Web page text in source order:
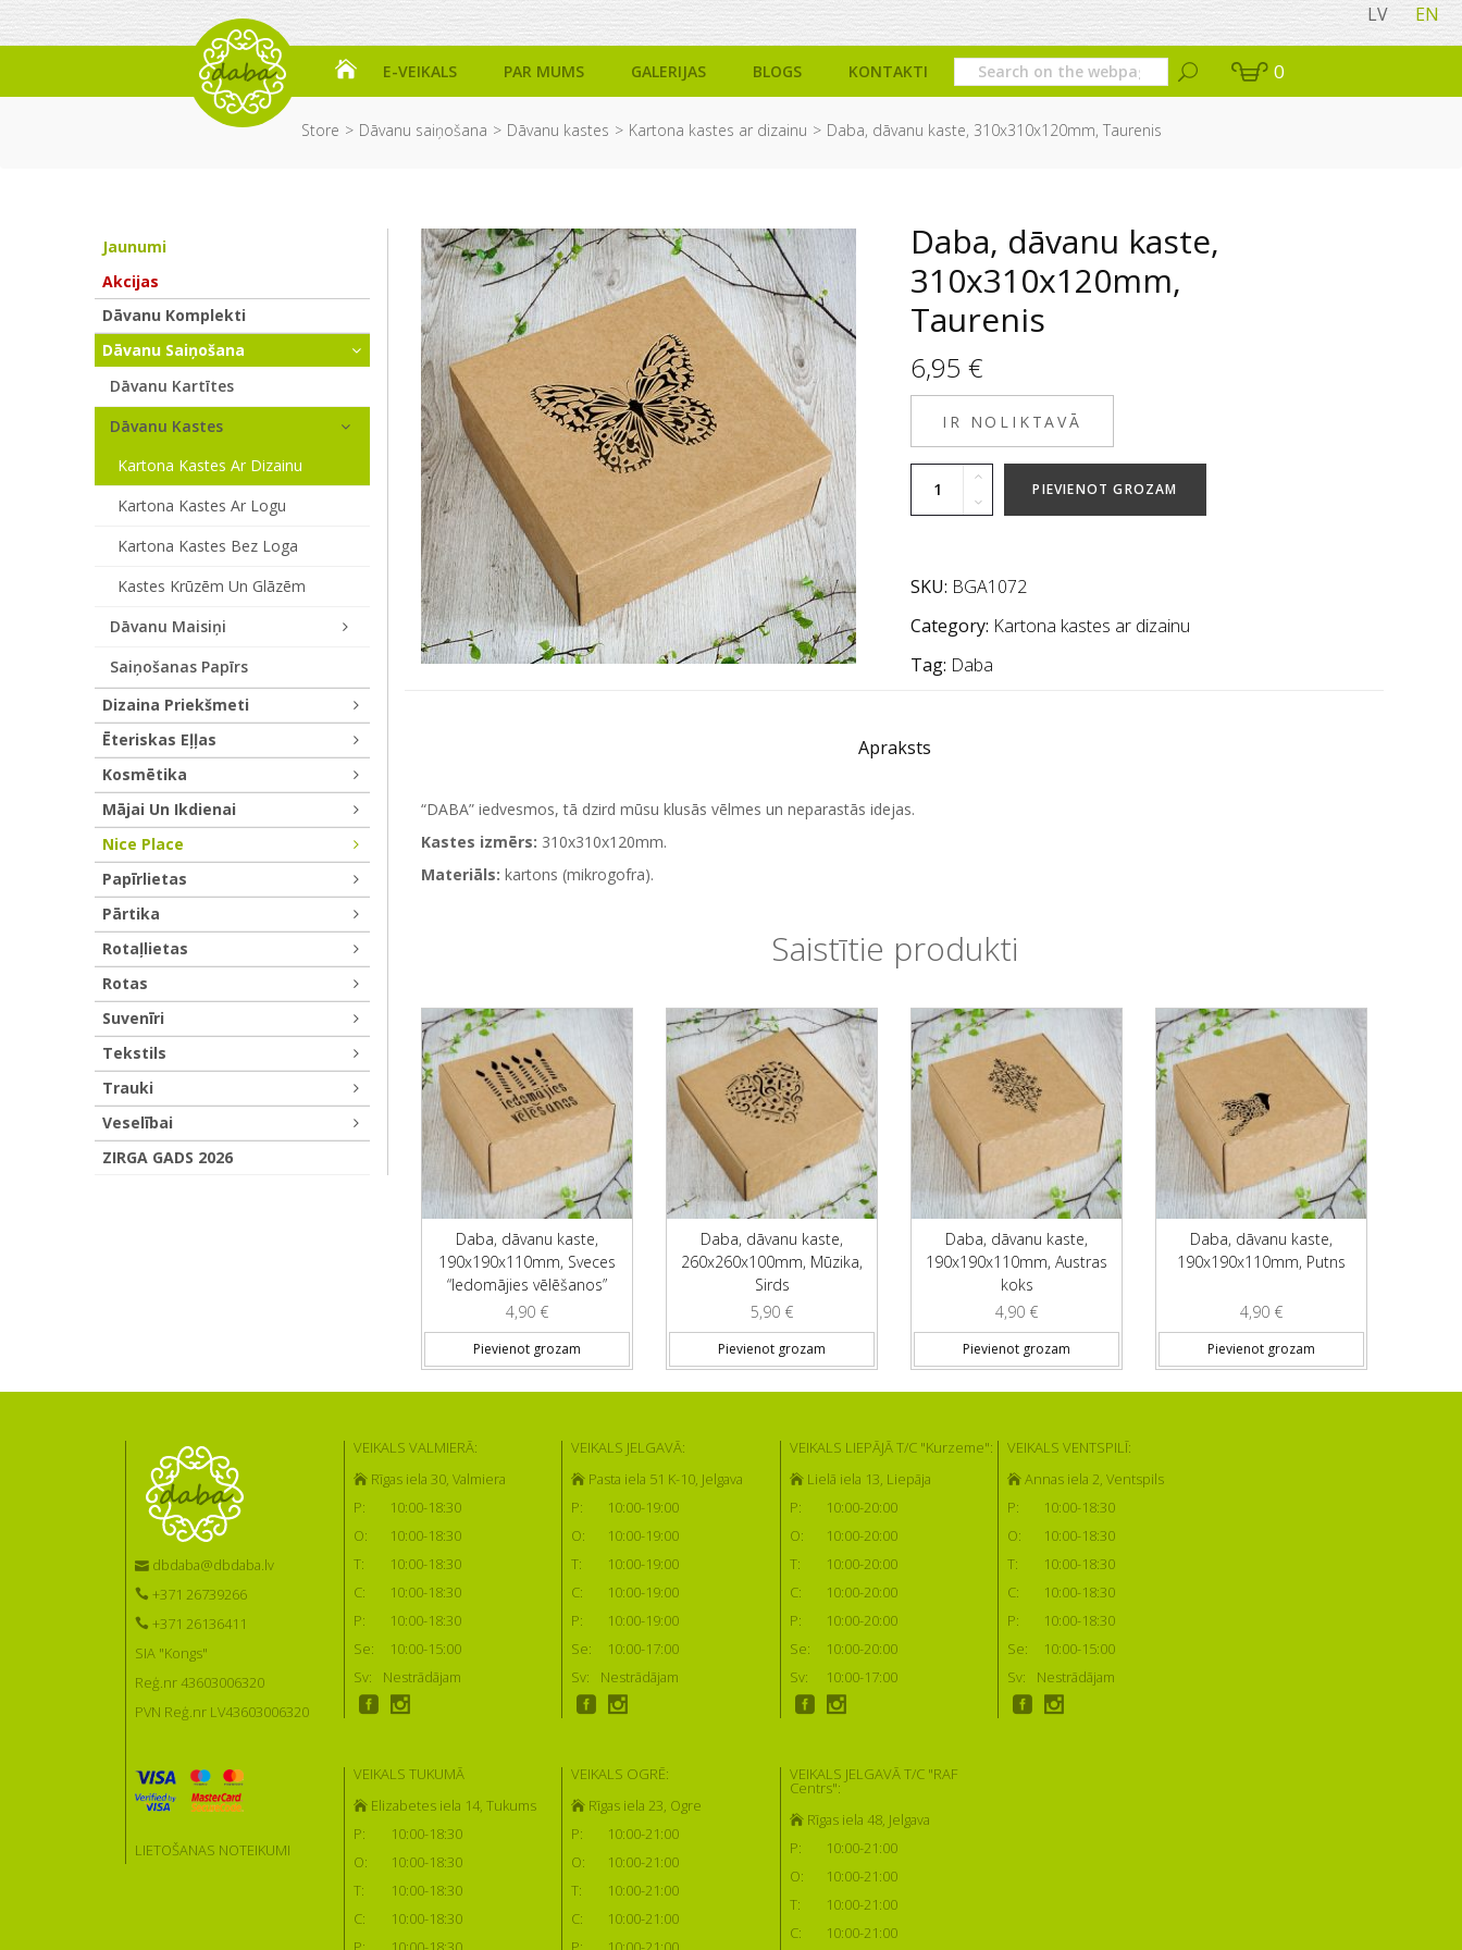
LV EN
E-VEIKALS PAR MUMS GALERIJAS BLOGS KONTAKTI 0
Store Dāvanu saiņošana Dāvanu kastes Kartona kastes ar dizainu Daba, dāvanu kaste, 310x310x120mm, Taurenis
Daba, dāvanu kaste,
310x310x120mm,
Taurenis
6,95 €
IR NOLIKTAVĀ
PIEVIENOT GROZAM
SKU: BGA1072
Category: Kartona kastes ar dizainu
Tag: Daba
Apraksts
“DABA” iedvesmos, tā dzird mūsu klusās vēlmes un neparastās idejas.
Kastes izmērs: 310x310x120mm.
Materiāls: kartons (mikrogofra).
Saistītie produkti
Daba, dāvanu kaste,
190x190x110mm, Sveces
“Iedomājies vēlēšanos”
4,90 €
Pievienot grozam
Daba, dāvanu kaste,
260x260x100mm, Mūzika,
Sirds
5,90 €
Pievienot grozam
Daba, dāvanu kaste,
190x190x110mm, Austras
koks
4,90 €
Pievienot grozam
Daba, dāvanu kaste,
190x190x110mm, Putns
4,90 €
Pievienot grozam
Jaunumi
Akcijas
Dāvanu Komplekti
Dāvanu Saiņošana
Dāvanu Kartītes
Dāvanu Kastes
Kartona Kastes Ar Dizainu
Kartona Kastes Ar Logu
Kartona Kastes Bez Loga
Kastes Krūzēm Un Glāzēm
Dāvanu Maisiņi
Saiņošanas Papīrs
Dizaina Priekšmeti
Ēteriskas Eļļas
Kosmētika
Mājai Un Ikdienai
Nice Place
Papīrlietas
Pārtika
Rotaļlietas
Rotas
Suvenīri
Tekstils
Trauki
Veselībai
ZIRGA GADS 2026
dbdaba@dbdaba.lv
+371 26739266
+371 26136411
SIA "Kongs"
Reģ.nr 43603006320
PVN Reģ.nr LV43603006320
LIETOŠANAS NOTEIKUMI
VEIKALS VALMIERĀ:
Rīgas iela 30, Valmiera
P:
10:00-18:30
O:
10:00-18:30
T:
10:00-18:30
C:
10:00-18:30
P:
10:00-18:30
Se:
10:00-15:00
Sv:
Nestrādājam
VEIKALS JELGAVĀ:
Pasta iela 51 K-10, Jelgava
P:
10:00-19:00
O:
10:00-19:00
T:
10:00-19:00
C:
10:00-19:00
P:
10:00-19:00
Se:
10:00-17:00
Sv:
Nestrādājam
VEIKALS LIEPĀJĀ T/C "Kurzeme":
Lielā iela 13, Liepāja
P:
10:00-20:00
O:
10:00-20:00
T:
10:00-20:00
C:
10:00-20:00
P:
10:00-20:00
Se:
10:00-20:00
Sv:
10:00-17:00
VEIKALS VENTSPILĪ:
Annas iela 2, Ventspils
P:
10:00-18:30
O:
10:00-18:30
T:
10:00-18:30
C:
10:00-18:30
P:
10:00-18:30
Se:
10:00-15:00
Sv:
Nestrādājam
VEIKALS TUKUMĀ
Elizabetes iela 14, Tukums
P:
10:00-18:30
O:
10:00-18:30
T:
10:00-18:30
C:
10:00-18:30
VEIKALS OGRĒ:
Rīgas iela 23, Ogre
P:
10:00-21:00
O:
10:00-21:00
T:
10:00-21:00
C:
10:00-21:00
VEIKALS JELGAVĀ T/C "RAF
Centrs":
Rīgas iela 48, Jelgava
P:
10:00-21:00
O:
10:00-21:00
T:
10:00-21:00
C:
10:00-21:00